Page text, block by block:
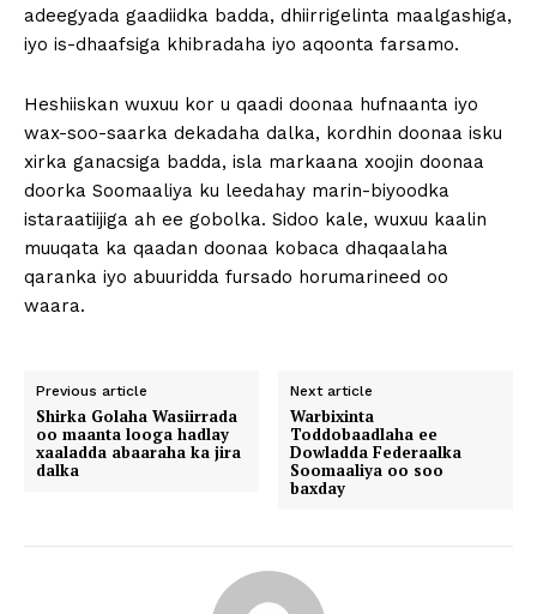
adeegyada gaadiidka badda, dhiirrigelinta maalgashiga,
iyo is-dhaafsiga khibradaha iyo aqoonta farsamo.
Heshiiskan wuxuu kor u qaadi doonaa hufnaanta iyo
wax-soo-saarka dekadaha dalka, kordhin doonaa isku
xirka ganacsiga badda, isla markaana xoojin doonaa
doorka Soomaaliya ku leedahay marin-biyoodka
istaraatiijiga ah ee gobolka. Sidoo kale, wuxuu kaalin
muuqata ka qaadan doonaa kobaca dhaqaalaha
qaranka iyo abuuridda fursado horumarineed oo
waara.
Previous article
Shirka Golaha Wasiirrada
oo maanta looga hadlay
xaaladda abaaraha ka jira
dalka
Next article
Warbixinta
Toddobaadlaha ee
Dowladda Federaalka
Soomaaliya oo soo
baxday